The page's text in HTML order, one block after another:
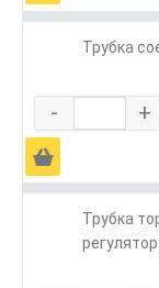
Трубка
- +
Ä
Трубка